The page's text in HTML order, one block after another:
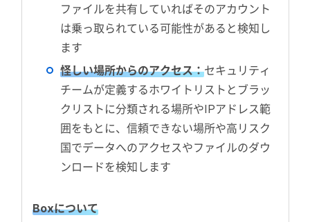
ファイルを共有していればそのアカウント
は乗っ取られている可能性があると検知し
ます
怪しい場所からのアクセス：セキュリティ
チームが定義するホワイトリストとブラッ
クリストに分類される場所やIPアドレス範
囲をもとに、信頼できない場所や高リスク
国でデータへのアクセスやファイルのダウ
ンロードを検知します
Boxについて